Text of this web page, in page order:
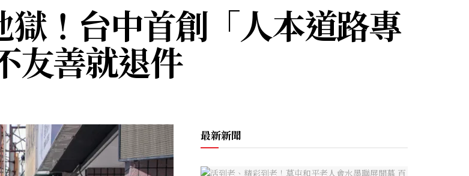
！台中首創「人本道路專
友善就退件
最新新聞